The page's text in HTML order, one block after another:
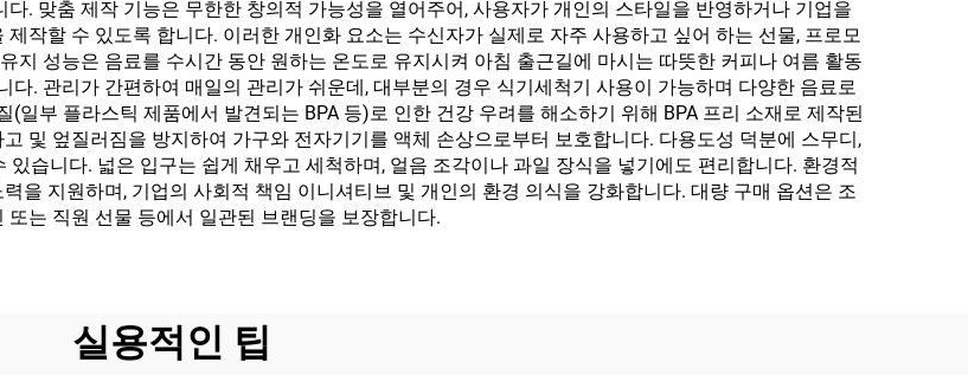
. 맞춤 제작 기능은 무한한 창의적 가능성을 열어주어, 사용자가 개인의 스타일을 반영하거나 기업을
작할 수 있도록 합니다. 이러한 개인화 요소는 수신자가 실제로 자주 사용하고 싶어 하는 선물, 프로모
지 성능은 음료를 수시간 동안 원하는 온도로 유지시켜 아침 출근길에 마시는 따뜻한 커피나 여름 활동
. 관리가 간편하여 매일의 관리가 쉬운데, 대부분의 경우 식기세척기 사용이 가능하며 다양한 음료로
일부 플라스틱 제품에서 발견되는 BPA 등)로 인한 건강 우려를 해소하기 위해 BPA 프리 소재로 제작된
및 엎질러짐을 방지하여 가구와 전자기기를 액체 손상으로부터 보호합니다. 다용도성 덕분에 스무디,
습니다. 넓은 입구는 쉽게 채우고 세척하며, 얼음 조각이나 과일 장식을 넣기에도 편리합니다. 환경적
을 지원하며, 기업의 사회적 책임 이니셔티브 및 개인의 환경 의식을 강화합니다. 대량 구매 옵션은 조
는 직원 선물 등에서 일관된 브랜딩을 보장합니다.
실용적인 팁